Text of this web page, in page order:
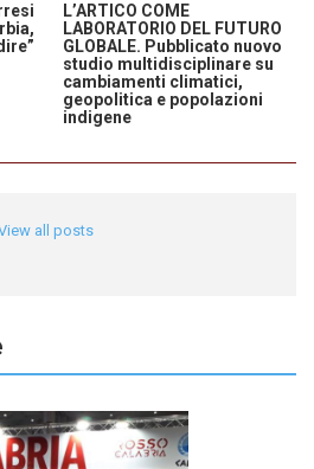
L’ARTICO COME
LABORATORIO DEL FUTURO
GLOBALE. Pubblicato nuovo
studio multidisciplinare su
cambiamenti climatici,
geopolitica e popolazioni
indigene
all posts